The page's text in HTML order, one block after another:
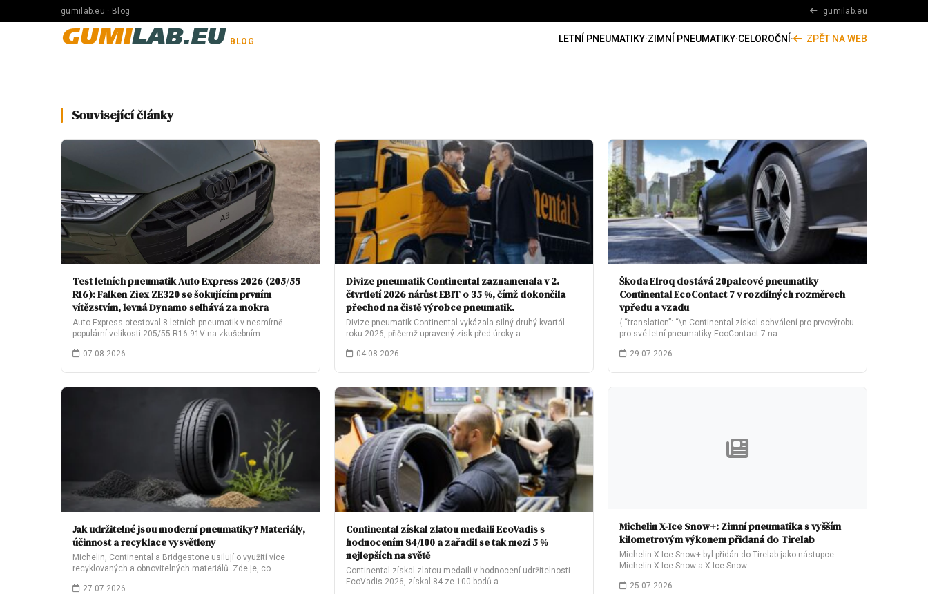
gumilab.eu · Blog gumilab.eu
GUMILAB.EU BLOG LETNÍ PNEUMATIKY·ZIMNÍ PNEUMATIKY·CELOROČNÍ · ZPĚT NA WEB
Související články
Test letních pneumatik Auto Express 2026 (205/55
R16): Falken Ziex ZE320 se šokujícím prvním
vítězstvím, levná Dynamo selhává za mokra
Auto Express otestoval 8 letních pneumatik v nesmírně
populární velikosti 205/55 R16 91V na zkušebním…
07.08.2026
Divize pneumatik Continental zaznamenala v 2.
čtvrtletí 2026 nárůst EBIT o 35 %, čímž dokončila
přechod na čistě výrobce pneumatik.
Divize pneumatik Continental vykázala silný druhý kvartál
roku 2026, přičemž upravený zisk před úroky a…
04.08.2026
Škoda Elroq dostává 20palcové pneumatiky
Continental EcoContact 7 v rozdílných rozměrech
vpředu a vzadu
{ “translation”: “\n Continental získal schválení pro prvovýrobu
pro své letní pneumatiky EcoContact 7 na…
29.07.2026
Jak udržitelné jsou moderní pneumatiky? Materiály,
účinnost a recyklace vysvětleny
Michelin, Continental a Bridgestone usilují o využití více
recyklovaných a obnovitelných materiálů. Zde je, co…
27.07.2026
Continental získal zlatou medaili EcoVadis s
hodnocením 84/100 a zařadil se tak mezi 5 %
nejlepších na světě
Continental získal zlatou medaili v hodnocení udržitelnosti
EcoVadis 2026, získal 84 ze 100 bodů a…
Michelin X-Ice Snow+: Zimní pneumatika s vyšším
kilometrovým výkonem přidaná do Tirelab
Michelin X-Ice Snow+ byl přidán do Tirelab jako nástupce
Michelin X-Ice Snow a X-Ice Snow…
25.07.2026